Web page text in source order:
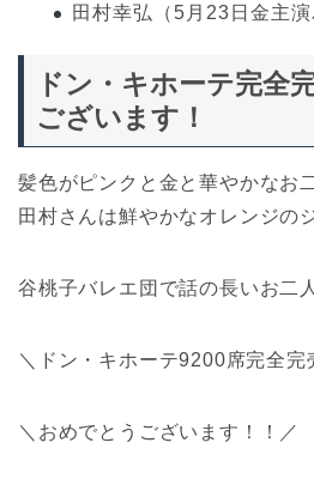
田村幸弘（5月23日金主演
ドン・キホーテ完全
ございます！
髪色がピンクと金と華やかなお
田村さんは鮮やかなオレンジの
谷桃子バレエ団で話の長いお二
＼ドン・キホーテ9200席完全完
＼おめでとうございます！！／